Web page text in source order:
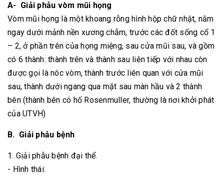
A- Giải phẫu vòm mũi họng
Vòm mũi họng là một khoang rỗng hình hộp chữ nhật, nằm
ngay dưới mảnh nền xương chẫm, trước các đốt sống cổ 1
– 2, ở phần trên của họng miệng, sau cửa mũi sau, và gồm
có 6 thành: thành trên và thành sau liên tiếp với nhau còn
được gọi là nóc vòm, thành trước liên quan với cửa mũi
sau, thành dưới ngang qua mặt sau màn hầu và 2 thành
bên (thành bên có hố Rosenmuller, thường là nơi khởi phát
của UTVH)
B. Giải phẫu bệnh
1. Giải phẫu bệnh đại thể.
- Hình thái: